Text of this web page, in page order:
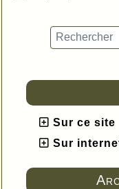
Sur ce site
Sur